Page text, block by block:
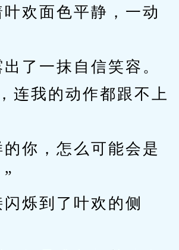
面色平静，一动
一抹自信笑容。
我的动作都跟不上
，怎么可能会是
到了叶欢的侧